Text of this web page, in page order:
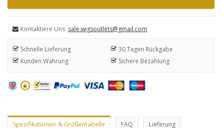
Kontaktiere Uns: sale.wigsoutlets@gmail.com
Schnelle Lieferung
30 Tagen Rückgabe
Kunden Wahrung
Sichere Bezahlung
Spezifikationen & Größentabelle FAQ Lieferung